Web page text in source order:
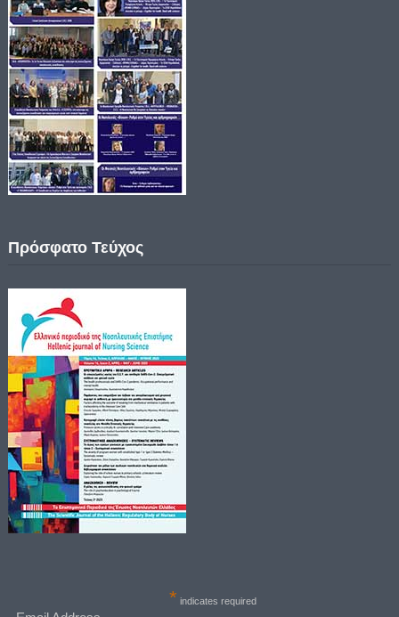
Πρόσφατο Τεύχος
* indicates required